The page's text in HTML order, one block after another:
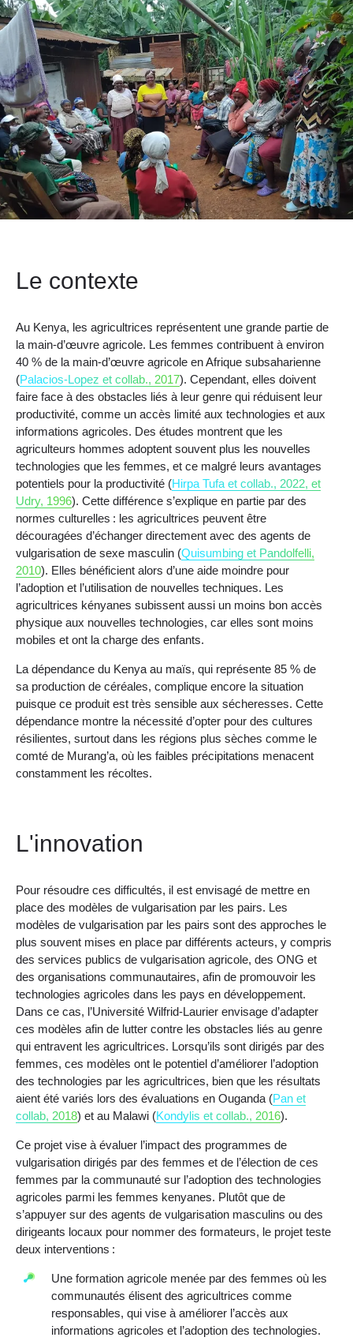
Le contexte
Au Kenya, les agricultrices représentent une grande partie de
la main-d’œuvre agricole. Les femmes contribuent à environ
40 % de la main-d’œuvre agricole en Afrique subsaharienne
(Palacios-Lopez et collab., 2017). Cependant, elles doivent
faire face à des obstacles liés à leur genre qui réduisent leur
productivité, comme un accès limité aux technologies et aux
informations agricoles. Des études montrent que les
agriculteurs hommes adoptent souvent plus les nouvelles
technologies que les femmes, et ce malgré leurs avantages
potentiels pour la productivité (Hirpa Tufa et collab., 2022, et
Udry, 1996). Cette différence s’explique en partie par des
normes culturelles : les agricultrices peuvent être
découragées d’échanger directement avec des agents de
vulgarisation de sexe masculin (Quisumbing et Pandolfelli,
2010). Elles bénéficient alors d’une aide moindre pour
l’adoption et l’utilisation de nouvelles techniques. Les
agricultrices kényanes subissent aussi un moins bon accès
physique aux nouvelles technologies, car elles sont moins
mobiles et ont la charge des enfants.
La dépendance du Kenya au maïs, qui représente 85 % de
sa production de céréales, complique encore la situation
puisque ce produit est très sensible aux sécheresses. Cette
dépendance montre la nécessité d’opter pour des cultures
résilientes, surtout dans les régions plus sèches comme le
comté de Murang’a, où les faibles précipitations menacent
constamment les récoltes.
L'innovation
Pour résoudre ces difficultés, il est envisagé de mettre en
place des modèles de vulgarisation par les pairs. Les
modèles de vulgarisation par les pairs sont des approches le
plus souvent mises en place par différents acteurs, y compris
des services publics de vulgarisation agricole, des ONG et
des organisations communautaires, afin de promouvoir les
technologies agricoles dans les pays en développement.
Dans ce cas, l’Université Wilfrid-Laurier envisage d’adapter
ces modèles afin de lutter contre les obstacles liés au genre
qui entravent les agricultrices. Lorsqu’ils sont dirigés par des
femmes, ces modèles ont le potentiel d’améliorer l’adoption
des technologies par les agricultrices, bien que les résultats
aient été variés lors des évaluations en Ouganda (Pan et
collab, 2018) et au Malawi (Kondylis et collab., 2016).
Ce projet vise à évaluer l’impact des programmes de
vulgarisation dirigés par des femmes et de l’élection de ces
femmes par la communauté sur l’adoption des technologies
agricoles parmi les femmes kenyanes. Plutôt que de
s’appuyer sur des agents de vulgarisation masculins ou des
dirigeants locaux pour nommer des formateurs, le projet teste
deux interventions :
Une formation agricole menée par des femmes où les
communautés élisent des agricultrices comme
responsables, qui vise à améliorer l’accès aux
informations agricoles et l’adoption des technologies.